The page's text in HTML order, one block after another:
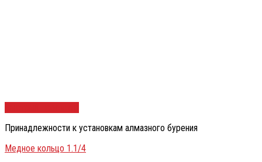
Принадлежности к установкам алмазного бурения
Медное кольцо 1.1/4